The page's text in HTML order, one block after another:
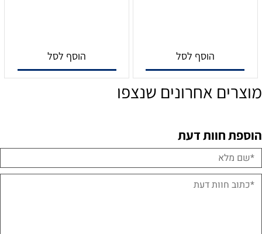
הוסף לסל הוסף לסל
מוצרים אחרונים שנצפו
הוספת חוות דעת